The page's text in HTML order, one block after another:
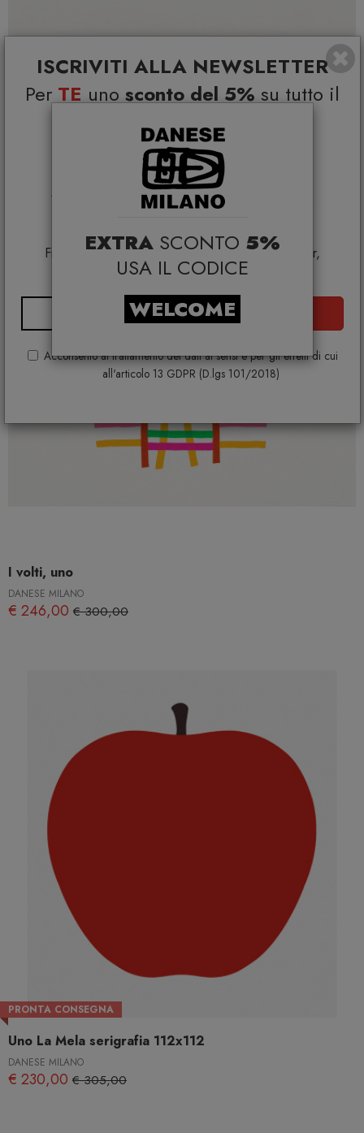
ISCRIVITI ALLA NEWSLETTER
Per TE uno sconto del 5% su tutto il
catalogo e
Coupon esclusivi su brand
selezionati*
*Coupon non cumulabile con altre promo e non
Smeg, Bontempi Casa, Samsonite, BBB Italia,
Franke, Gufram, Memphis, Plust, Samsung, Faber,
Dunavox, Zafferano, VG, Slide
Acconsento al trattamento dei dati ai sensi e per gli effetti di cui
all'articolo 13 GDPR (D.lgs 101/2018)
EXTRA SCONTO 5%
USA IL CODICE
WELCOME
I volti, quattro
I volti, uno
DANESE MILANO
€ 246,00 € 300,00
PRONTA CONSEGNA
Uno La Mela serigrafia 112x112
DANESE MILANO
€ 230,00 € 305,00